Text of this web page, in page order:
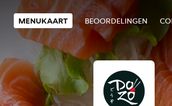
MENUKAART BEOORDELINGEN